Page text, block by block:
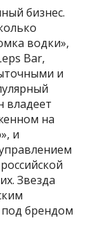
бизнес.
водки»,
Bar,
и
владеет
на
и
Звезда
брендом